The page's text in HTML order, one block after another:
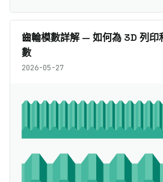
齒輪模數詳解 — 如何為 3D 列印
數
2026-05-27